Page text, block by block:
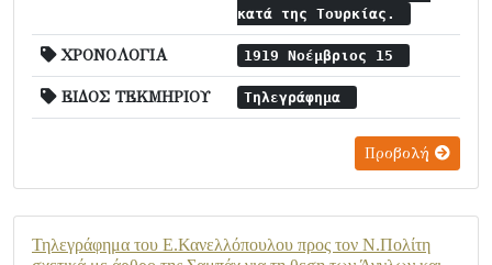
κατά της Τουρκίας.
ΧΡΟΝΟΛΟΓΙΑ 1919 Νοέμβριος 15
ΕΙΔΟΣ ΤΕΚΜΗΡΙΟΥ Τηλεγράφημα
Προβολή
Τηλεγράφημα του Ε.Κανελλόπουλου προς τον Ν.Πολίτη